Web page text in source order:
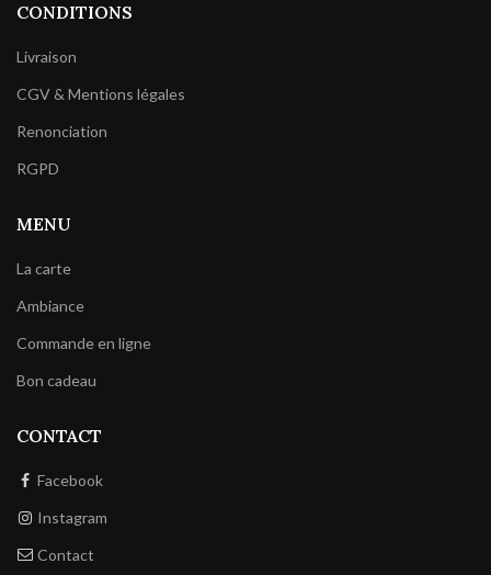
CONDITIONS
Livraison
CGV & Mentions légales
Renonciation
RGPD
MENU
La carte
Ambiance
Commande en ligne
Bon cadeau
CONTACT
Facebook
Instagram
Contact